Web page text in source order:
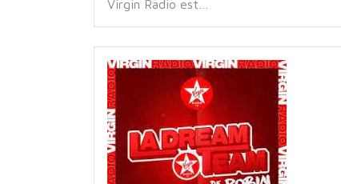
Virgin Radio est…